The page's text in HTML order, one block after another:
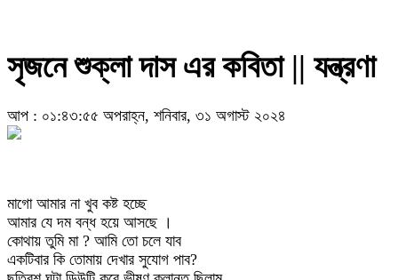
সৃজনে শুক্লা দাস এর কবিতা || যন্ত্রণা
আপ : ০১:৪৩:৫৫ অপরাহ্ন, শনিবার, ৩১ অগাস্ট ২০২৪
মাগো আমার না খুব কষ্ট হচ্ছে
আমার যে দম বন্ধ হয়ে আসছে ।
কোথায় তুমি মা ? আমি তো চলে যাব
একটিবার কি তোমায় দেখার সুযোগ পাব?